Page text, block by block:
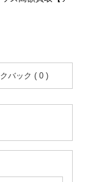
バック ( 0 )